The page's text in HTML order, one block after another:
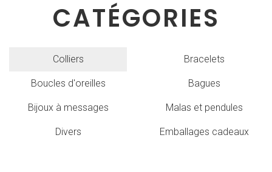
CATÉGORIES
Colliers Bracelets
Boucles d'oreilles Bagues
Bijoux à messages Malas et pendules
Divers Emballages cadeaux